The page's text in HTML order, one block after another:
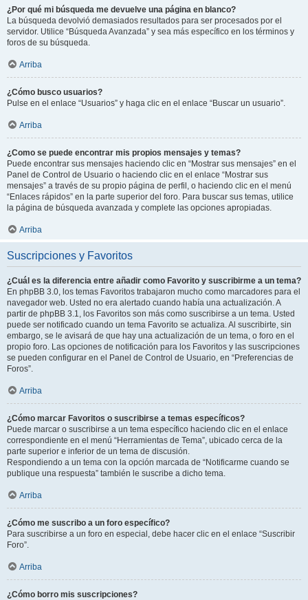
¿Por qué mi búsqueda me devuelve una página en blanco?
La búsqueda devolvió demasiados resultados para ser procesados por el
servidor. Utilice “Búsqueda Avanzada” y sea más específico en los términos y
foros de su búsqueda.
Arriba
¿Cómo busco usuarios?
Pulse en el enlace “Usuarios” y haga clic en el enlace “Buscar un usuario”.
Arriba
¿Como se puede encontrar mis propios mensajes y temas?
Puede encontrar sus mensajes haciendo clic en “Mostrar sus mensajes” en el
Panel de Control de Usuario o haciendo clic en el enlace “Mostrar sus
mensajes” a través de su propio página de perfil, o haciendo clic en el menú
“Enlaces rápidos” en la parte superior del foro. Para buscar sus temas, utilice
la página de búsqueda avanzada y complete las opciones apropiadas.
Arriba
Suscripciones y Favoritos
¿Cuál es la diferencia entre añadir como Favorito y suscribirme a un tema?
En phpBB 3.0, los temas Favoritos trabajaron mucho como marcadores para el
navegador web. Usted no era alertado cuando había una actualización. A
partir de phpBB 3.1, los Favoritos son más como suscribirse a un tema. Usted
puede ser notificado cuando un tema Favorito se actualiza. Al suscribirte, sin
embargo, se le avisará de que hay una actualización de un tema, o foro en el
propio foro. Las opciones de notificación para los Favoritos y las suscripciones
se pueden configurar en el Panel de Control de Usuario, en “Preferencias de
Foros”.
Arriba
¿Cómo marcar Favoritos o suscribirse a temas específicos?
Puede marcar o suscribirse a un tema específico haciendo clic en el enlace
correspondiente en el menú “Herramientas de Tema”, ubicado cerca de la
parte superior e inferior de un tema de discusión.
Respondiendo a un tema con la opción marcada de “Notificarme cuando se
publique una respuesta” también le suscribe a dicho tema.
Arriba
¿Cómo me suscribo a un foro específico?
Para suscribirse a un foro en especial, debe hacer clic en el enlace “Suscribir
Foro”.
Arriba
¿Cómo borro mis suscripciones?